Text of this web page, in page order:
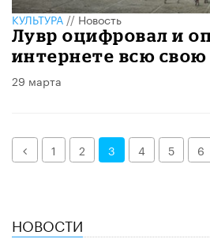
КУЛЬТУРА//Новость
Лувр оцифровал и
интернете всю
29 марта
Назад1 2 3 4 5 6
НОВОСТИ